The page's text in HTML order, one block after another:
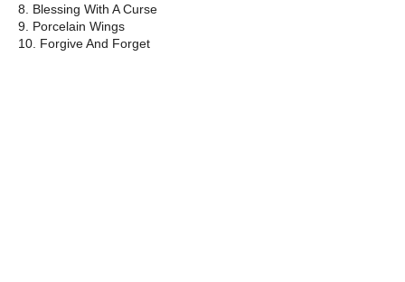
8. Blessing With A Curse
9. Porcelain Wings
10. Forgive And Forget